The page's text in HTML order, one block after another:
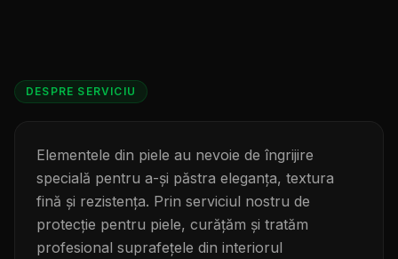
DESPRE SERVICIU
Elementele din piele au nevoie de îngrijire
specială pentru a-și păstra eleganța, textura
fină și rezistența. Prin serviciul nostru de
protecție pentru piele, curățăm și tratăm
profesional suprafețele din interiorul